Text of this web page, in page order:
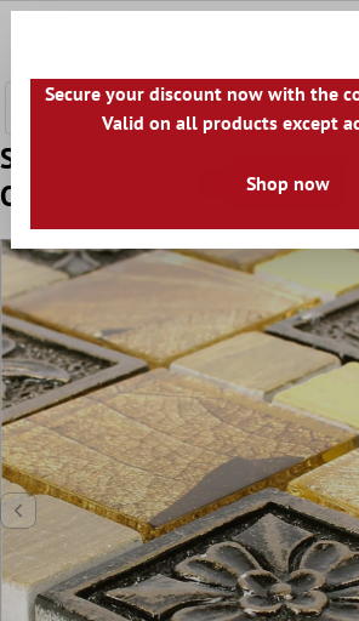
Sample Mozaïektegel
Ornament Mix Goud
Secure your discount now with the
Valid on all products except
Shop now